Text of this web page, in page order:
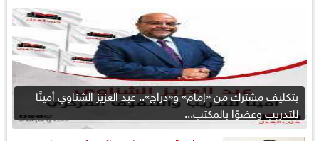
بتكليف مشترك من «إمام» و«دراج».. عبد العزيز الشناوي أمينًا
للتدريب وعضوًا بالمكتب...